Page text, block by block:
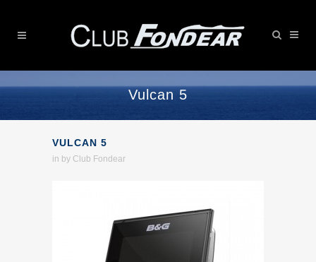
Vulcan 5
VULCAN 5
in by Club Fondear